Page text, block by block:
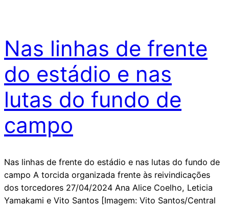
Nas linhas de frente
do estádio e nas
lutas do fundo de
campo
Nas linhas de frente do estádio e nas lutas do fundo de
campo A torcida organizada frente às reivindicações
dos torcedores 27/04/2024 Ana Alice Coelho, Leticia
Yamakami e Vito Santos [Imagem: Vito Santos/Central